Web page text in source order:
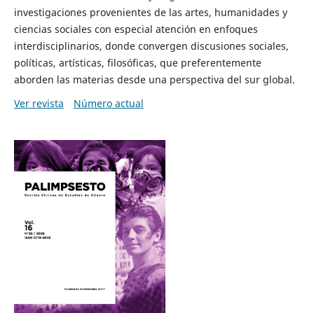
investigaciones provenientes de las artes, humanidades y
ciencias sociales con especial atención en enfoques
interdisciplinarios, donde convergen discusiones sociales,
políticas, artísticas, filosóficas, que preferentemente
aborden las materias desde una perspectiva del sur global.
Ver revista
Número actual